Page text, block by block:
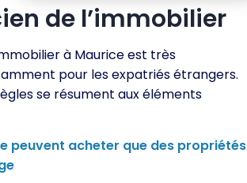
de l’immobilier
à Maurice est très
pour les expatriés étrangers.
se résument aux éléments
peuvent acheter que des propriétés